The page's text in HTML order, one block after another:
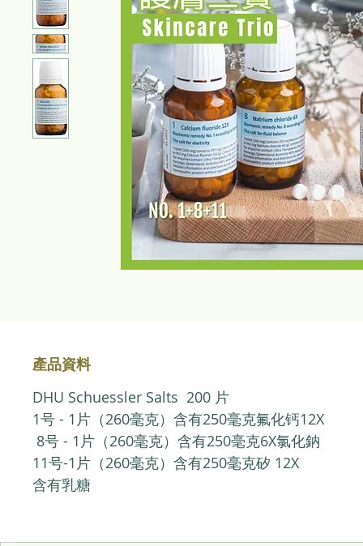
產品資料
DHU Schuessler Salts 200 片
1号 - 1片（260毫克）含有250毫克氟化钙12X
8号 - 1片（260毫克）含有250毫克6X氯化鈉
11号-1片（260毫克）含有250毫克矽 12X
含有乳糖